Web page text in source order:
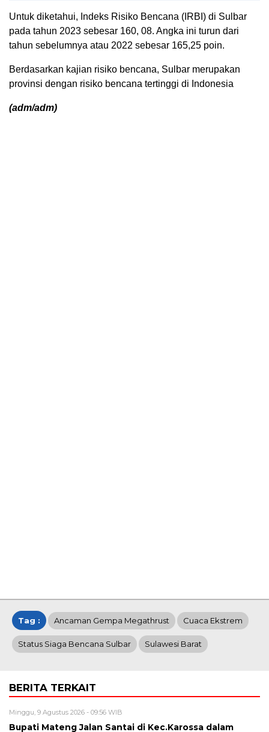
Untuk diketahui, Indeks Risiko Bencana (IRBI) di Sulbar
pada tahun 2023 sebesar 160, 08. Angka ini turun dari
tahun sebelumnya atau 2022 sebesar 165,25 poin.
Berdasarkan kajian risiko bencana, Sulbar merupakan
provinsi dengan risiko bencana tertinggi di Indonesia
(adm/adm)
Tag : Ancaman Gempa Megathrust Cuaca Ekstrem
Status Siaga Bencana Sulbar Sulawesi Barat
BERITA TERKAIT
Minggu, 9 Agustus 2026 - 09:56 WIB
Bupati Mateng Jalan Santai di Kec.Karossa dalam